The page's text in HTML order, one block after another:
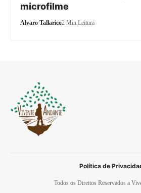
microfilme
Alvaro Tallarico2 Min Leitura
Todos os Direitos Reservados a
Política de